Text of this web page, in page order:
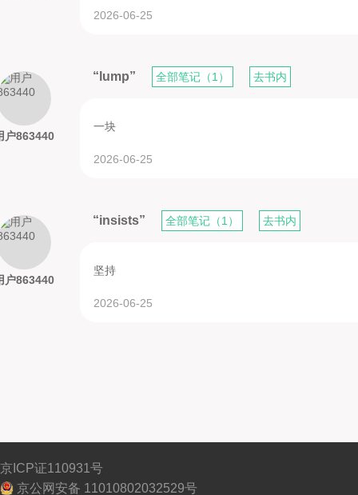
2026-06-25
户863440
“lump” 全部笔记（1） 去书内
一块
2026-06-25
户863440
“insists” 全部笔记（1） 去书内
坚持
2026-06-25
京ICP证110931号
京公网安备 11010802032529号